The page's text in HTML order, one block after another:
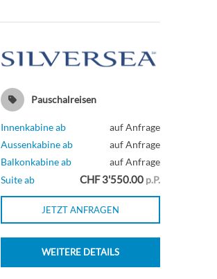
Pauschalreisen
Innenkabine ab
auf Anfrage
Aussenkabine ab
auf Anfrage
Balkonkabine ab
auf Anfrage
Suite ab
CHF 3'550.00 p.P.
JETZT ANFRAGEN
WEITERE DETAILS